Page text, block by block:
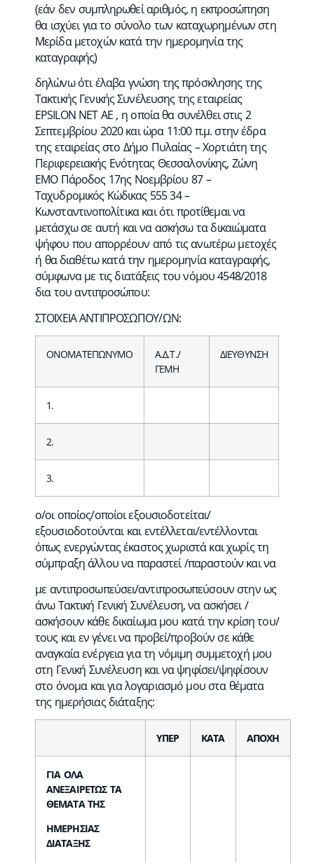
(εάν δεν συμπληρωθεί αριθμός, η εκπροσώπηση
θα ισχύει για το σύνολο των καταχωρημένων στη
Μερίδα μετοχών κατά την ημερομηνία της
καταγραφής)
δηλώνω ότι έλαβα γνώση της πρόσκλησης της
Τακτικής Γενικής Συνέλευσης της εταιρείας
EPSILON NET AE , η οποία θα συνέλθει στις 2
Σεπτεμβρίου 2020 και ώρα 11:00 π.μ. στην έδρα
της εταιρείας στο Δήμο Πυλαίας – Χορτιάτη της
Περιφερειακής Ενότητας Θεσσαλονίκης, Ζώνη
ΕΜΟ Πάροδος 17ης Νοεμβρίου 87 –
Ταχυδρομικός Κώδικας 555 34 –
Κωνσταντινοπολίτικα και ότι προτίθεμαι να
μετάσχω σε αυτή και να ασκήσω τα δικαιώματα
ψήφου που απορρέουν από τις ανωτέρω μετοχές
ή θα διαθέτω κατά την ημερομηνία καταγραφής,
σύμφωνα με τις διατάξεις του νόμου 4548/2018
δια του αντιπροσώπου:
ΣΤΟΙΧΕΙΑ ΑΝΤΙΠΡΟΣΩΠΟΥ/ΩΝ:
ΟΝΟΜΑΤΕΠΩΝΥΜΟ
Α.Δ.Τ./
ΓΕΜΗ
ΔΙΕΥΘΥΝΣΗ
1.
2.
3.
ο/οι οποίος/οποίοι εξουσιοδοτείται/
εξουσιοδοτούνται και εντέλλεται/εντέλλονται
όπως ενεργώντας έκαστος χωριστά και χωρίς τη
σύμπραξη άλλου να παραστεί /παραστούν και να
με αντιπροσωπεύσει/αντιπροσωπεύσουν στην ως
άνω Τακτική Γενική Συνέλευση, να ασκήσει /
ασκήσουν κάθε δικαίωμα μου κατά την κρίση του/
τους και εν γένει να προβεί/προβούν σε κάθε
αναγκαία ενέργεια για τη νόμιμη συμμετοχή μου
στη Γενική Συνέλευση και να ψηφίσει/ψηφίσουν
στο όνομα και για λογαριασμό μου στα θέματα
της ημερήσιας διάταξης:
ΥΠΕΡ ΚΑΤΑ ΑΠΟΧΗ
ΓΙΑ ΟΛΑ
ΑΝΕΞΑΙΡΕΤΩΣ ΤΑ
ΘΕΜΑΤΑ ΤΗΣ
ΗΜΕΡΗΣΙΑΣ
ΔΙΑΤΑΞΗΣ